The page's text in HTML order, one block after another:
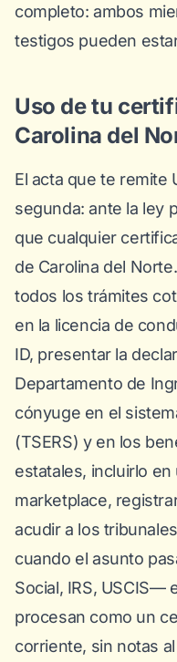
completo: ambos
testigos pueden
Uso de tu
Carolina del
El acta que te remite
segunda: ante la ley
que cualquier
de Carolina del
todos los trámites
en la licencia de
ID, presentar la
Departamento de
cónyuge en el
(TSERS) y en los
estatales, incluirlo
marketplace,
acudir a los
cuando el asunto
Social, IRS, USCIS—
procesan como un
corriente, sin notas